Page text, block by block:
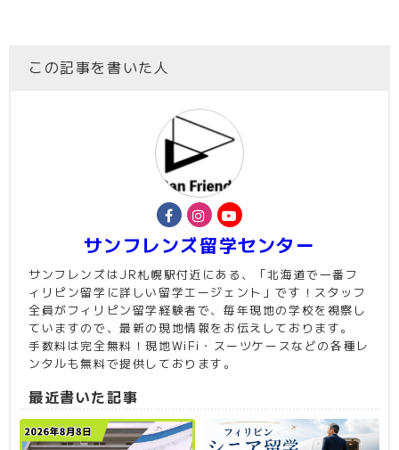
この記事を書いた人
サンフレンズ留学センター
サンフレンズはJR札幌駅付近にある、「北海道で一番フ
ィリピン留学に詳しい留学エージェント」です！スタッフ
全員がフィリピン留学経験者で、毎年現地の学校を視察し
ていますので、最新の現地情報をお伝えしております。
手数料は完全無料！現地WiFi・スーツケースなどの各種レ
ンタルも無料で提供しております。
最近書いた記事